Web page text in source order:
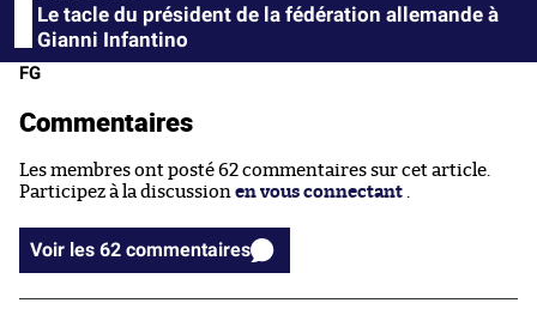
Le tacle du président de la fédération allemande à
Gianni Infantino
FG
Commentaires
Les membres ont posté 62 commentaires sur cet article.
Participez à la discussion en vous connectant
Voir les 62 commentaires